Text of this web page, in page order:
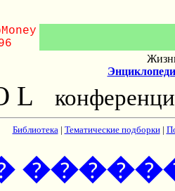
L
Библиотека| Тематические подборки|